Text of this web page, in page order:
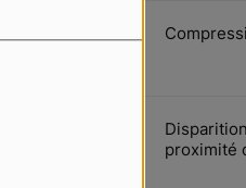
proximité